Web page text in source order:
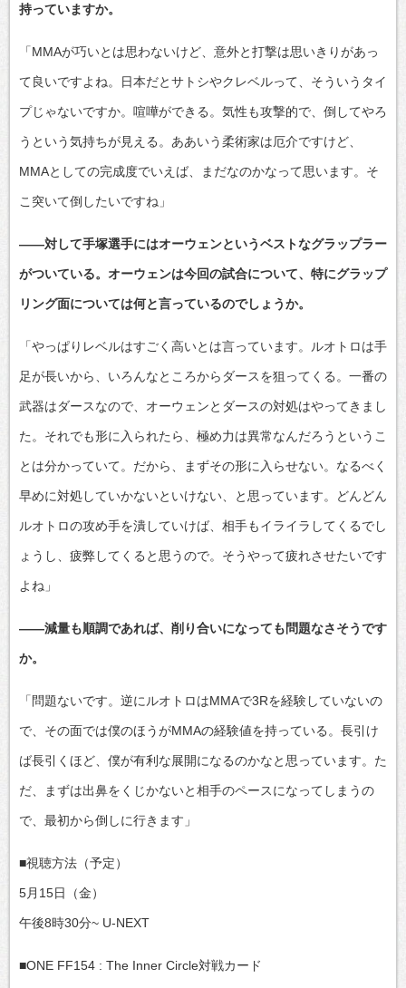
持っていますか。
「MMAが巧いとは思わないけど、意外と打撃は思いきりがあっ
て良いですよね。日本だとサトシやクレベルって、そういうタイ
プじゃないですか。喧嘩ができる。気性も攻撃的で、倒してやろ
うという気持ちが見える。ああいう柔術家は厄介ですけど、
MMAとしての完成度でいえば、まだなのかなって思います。そ
こ突いて倒したいですね」
――対して手塚選手にはオーウェンというベストなグラップラー
がついている。オーウェンは今回の試合について、特にグラップ
リング面については何と言っているのでしょうか。
「やっぱりレベルはすごく高いとは言っています。ルオトロは手
足が長いから、いろんなところからダースを狙ってくる。一番の
武器はダースなので、オーウェンとダースの対処はやってきまし
た。それでも形に入られたら、極め力は異常なんだろうというこ
とは分かっていて。だから、まずその形に入らせない。なるべく
早めに対処していかないといけない、と思っています。どんどん
ルオトロの攻め手を潰していけば、相手もイライラしてくるでし
ょうし、疲弊してくると思うので。そうやって疲れさせたいです
よね」
――減量も順調であれば、削り合いになっても問題なさそうです
か。
「問題ないです。逆にルオトロはMMAで3Rを経験していないの
で、その面では僕のほうがMMAの経験値を持っている。長引け
ば長引くほど、僕が有利な展開になるのかなと思っています。た
だ、まずは出鼻をくじかないと相手のペースになってしまうの
で、最初から倒しに行きます」
■視聴方法（予定）
5月15日（金）
午後8時30分~ U-NEXT
■ONE FF154 : The Inner Circle対戦カード